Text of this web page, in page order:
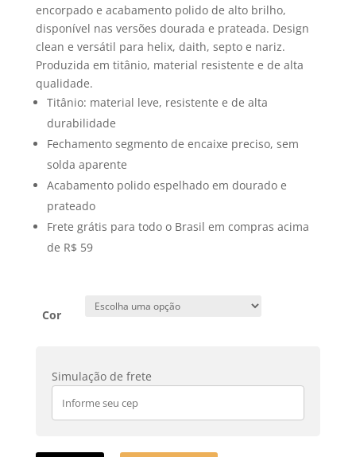
encorpado e acabamento polido de alto brilho,
disponível nas versões dourada e prateada. Design
clean e versátil para helix, daith, septo e nariz.
Produzida em titânio, material resistente e de alta
qualidade.
Titânio: material leve, resistente e de alta
durabilidade
Fechamento segmento de encaixe preciso, sem
solda aparente
Acabamento polido espelhado em dourado e
prateado
Frete grátis para todo o Brasil em compras acima
de R$ 59
Cor
Simulação de frete